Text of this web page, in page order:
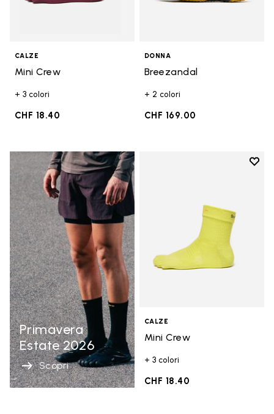
CALZE
Mini Crew
+ 3 colori
CHF 18.40
DONNA
Breezandal
+ 2 colori
CHF 169.00
Primavera
Estate 2026
Scopri
Add
CALZE
Mini Crew
+ 3 colori
CHF 18.40